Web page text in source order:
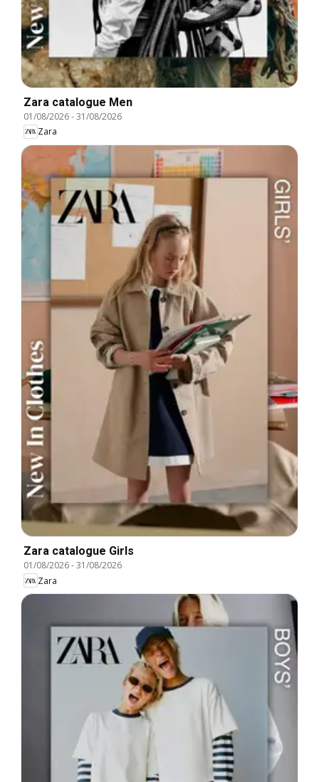
Zara catalogue Men
01/08/2026-31/08/2026
Zara
Zara catalogue Girls
01/08/2026-31/08/2026
Zara